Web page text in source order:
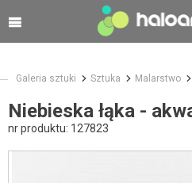
Galeria sztuki Sztuka Malarstwo
Niebieska łąka -
nr produktu: 127823